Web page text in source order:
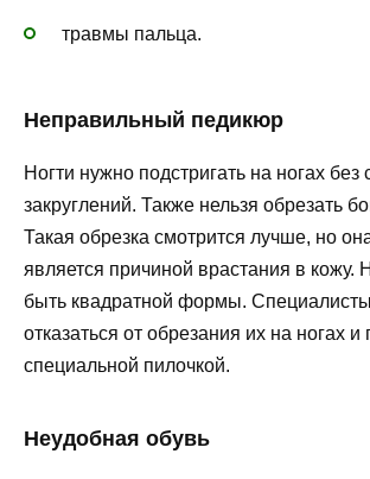
травмы пальца.
Неправильный педикюр
Ногти нужно подстригать на ногах
закруглений. Также нельзя обрезать
Такая обрезка смотрится лучше, но
является причиной врастания в кожу.
быть квадратной формы.
отказаться от обрезания их на ногах и
специальной пилочкой.
Неудобная обувь